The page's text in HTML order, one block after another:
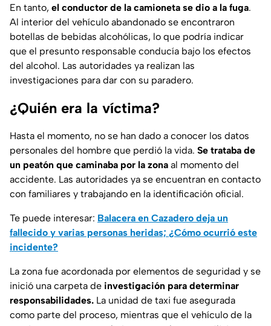
En tanto, el conductor de la camioneta se dio a la fuga.
Al interior del vehículo abandonado se encontraron
botellas de bebidas alcohólicas, lo que podría indicar
que el presunto responsable conducía bajo los efectos
del alcohol. Las autoridades ya realizan las
investigaciones para dar con su paradero.
¿Quién era la víctima?
Hasta el momento, no se han dado a conocer los datos
personales del hombre que perdió la vida. Se trataba de
un peatón que caminaba por la zona al momento del
accidente. Las autoridades ya se encuentran en contacto
con familiares y trabajando en la identificación oficial.
Te puede interesar: Balacera en Cazadero deja un
fallecido y varias personas heridas; ¿Cómo ocurrió este
incidente?
La zona fue acordonada por elementos de seguridad y se
inició una carpeta de investigación para determinar
responsabilidades. La unidad de taxi fue asegurada
como parte del proceso, mientras que el vehículo de la